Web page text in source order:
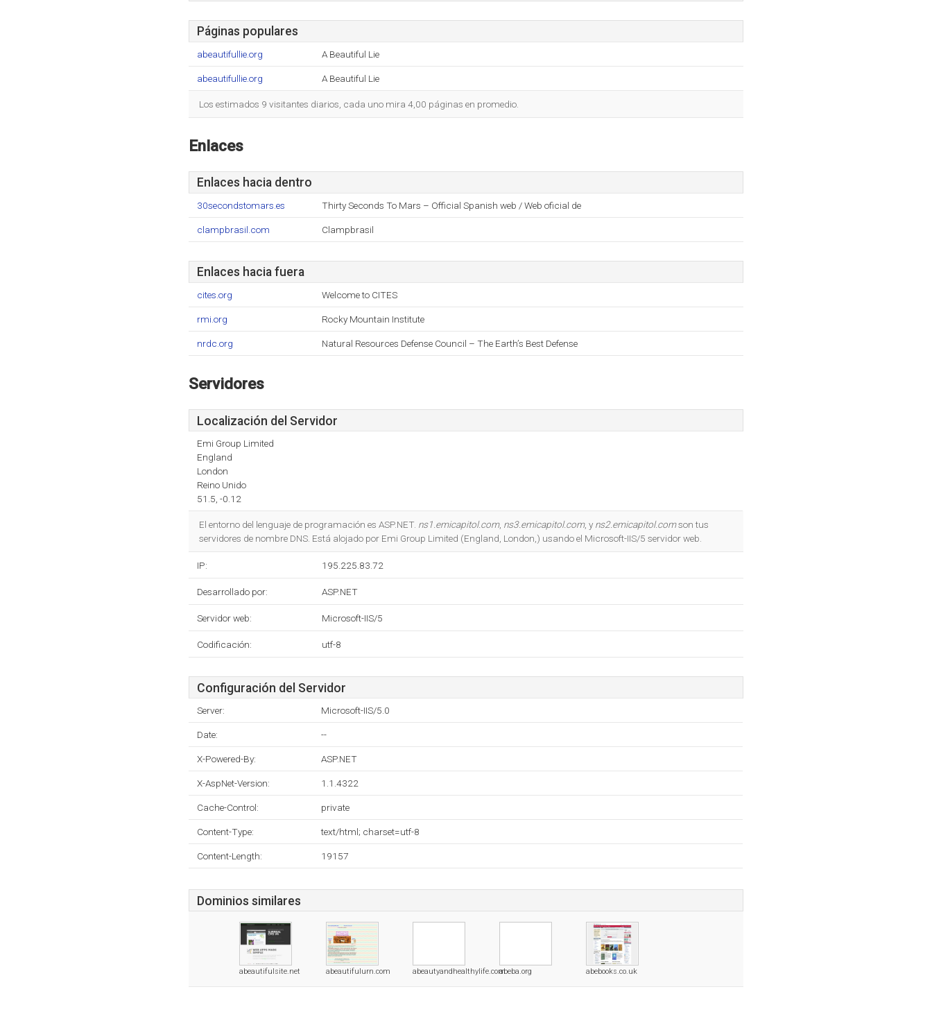
Páginas populares
abeautifullie.org A Beautiful Lie
abeautifullie.org A Beautiful Lie
Los estimados 9 visitantes diarios, cada uno mira 4,00 páginas en promedio.
Enlaces
Enlaces hacia dentro
30secondstomars.es Thirty Seconds To Mars – Official Spanish web / Web oficial de
clampbrasil.com Clampbrasil
Enlaces hacia fuera
cites.org Welcome to CITES
rmi.org Rocky Mountain Institute
nrdc.org Natural Resources Defense Council – The Earth’s Best Defense
Servidores
Localización del Servidor
Emi Group Limited
England
London
Reino Unido
51.5, -0.12
El entorno del lenguaje de programación es ASP.NET. ns1.emicapitol.com, ns3.emicapitol.com, y ns2.emicapitol.comson tus
servidores de nombre DNS. Está alojado por Emi Group Limited (England, London,) usando el Microsoft-IIS/5 servidor web.
IP: 195.225.83.72
Desarrollado por: ASP.NET
Servidor web: Microsoft-IIS/5
Codificación: utf-8
Configuración del Servidor
Server: Microsoft-IIS/5.0
Date: --
X-Powered-By: ASP.NET
X-AspNet-Version: 1.1.4322
Cache-Control: private
Content-Type: text/html; charset=utf-8
Content-Length: 19157
Dominios similares
abeautifulsite.net abeautifulurn.com abeautyandhealthylife.comabeba.org abebooks.co.uk